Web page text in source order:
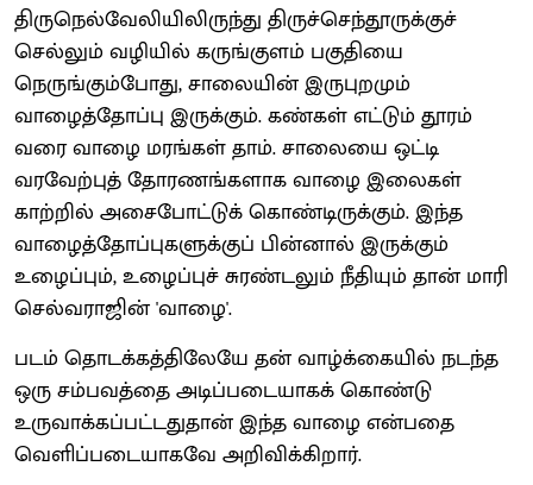
திருநெல்வேலியிலிருந்து திருச்செந்தூருக்குச்
செல்லும் வழியில் கருங்குளம் பகுதியை
நெருங்கும்போது, சாலையின் இருபுறமும்
வாழைத்தோப்பு இருக்கும். கண்கள் எட்டும் தூரம்
வரை வாழை மரங்கள் தாம். சாலையை ஒட்டி
வரவேற்புத் தோரணங்களாக வாழை இலைகள்
காற்றில் அசைபோட்டுக் கொண்டிருக்கும். இந்த
வாழைத்தோப்புகளுக்குப் பின்னால் இருக்கும்
உழைப்பும், உழைப்புச் சுரண்டலும் நீதியும் தான் மாரி
செல்வராஜின் 'வாழை'.
படம் தொடக்கத்திலேயே தன் வாழ்க்கையில் நடந்த
ஒரு சம்பவத்தை அடிப்படையாகக் கொண்டு
உருவாக்கப்பட்டதுதான் இந்த வாழை என்பதை
வெளிப்படையாகவே அறிவிக்கிறார்.